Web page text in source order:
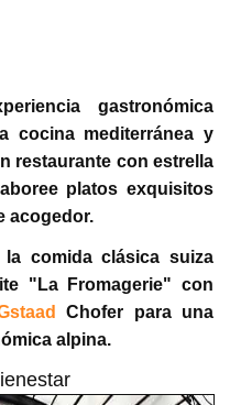
gastronómica
cocina mediterránea y
restaurante con estrella
platos exquisitos
acogedor.
la comida clásica suiza
"La Fromagerie" con
Chofer para una
alpina.